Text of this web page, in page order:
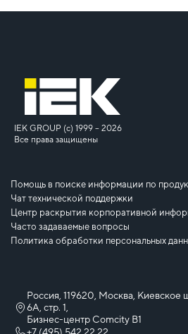
IEK GROUP (c) 1999 – 2026
Все права защищены
Помощь в поиске информации по
Чат технической поддержки
Центр раскрытия корпоративной
Часто задаваемые вопросы
Политика обработки персональных
Россия, 119620, Москва, Киевское
6А, стр. 1,
Бизнес-центр Comcity B1
+7 (495) 542 22 22